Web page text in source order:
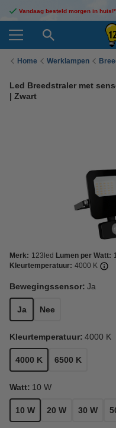
Vandaag besteld morgen in huis!*
Home Werklampen
Led Breedstraler met
| Zwart
Merk: 123led Lumen per Watt:
Kleurtemperatuur: 4000 K
Bewegingssensor: Ja
Ja Nee
Kleurtemperatuur: 4000 K
4000 K 6500 K
Watt: 10 W
10 W 20 W 30 W